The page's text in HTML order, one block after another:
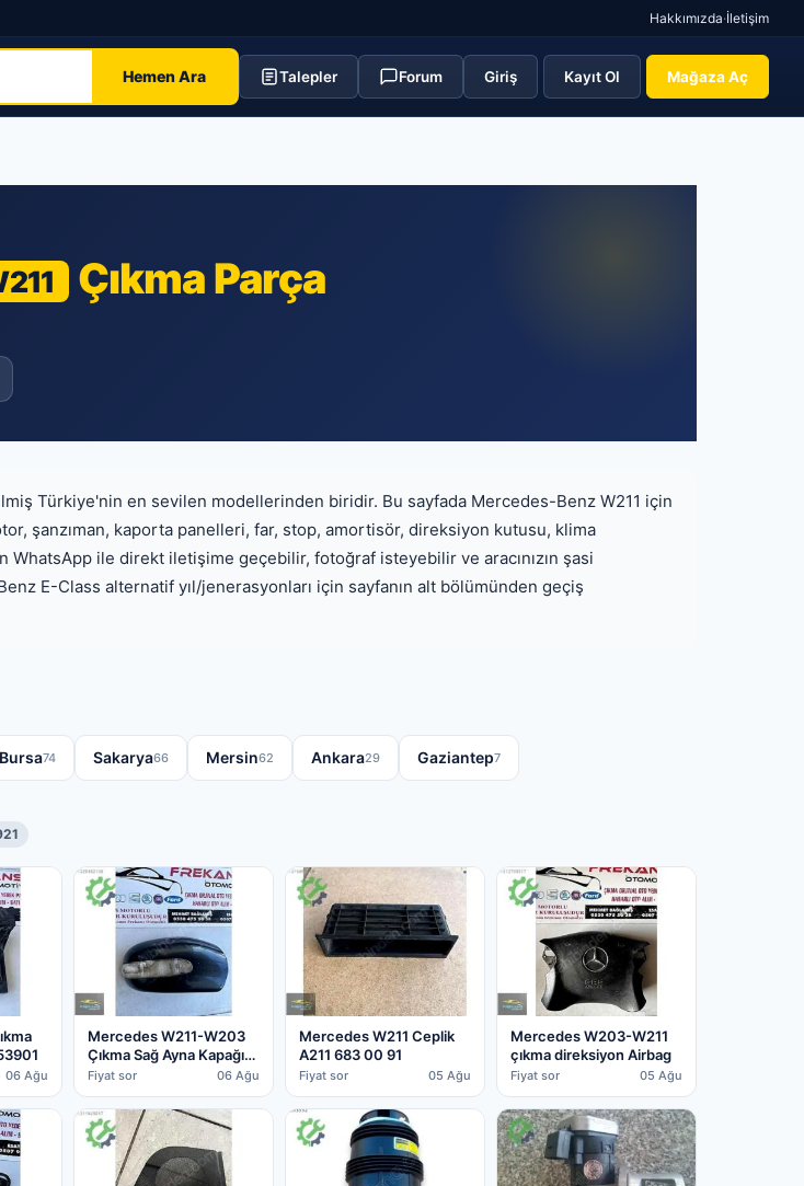
Hakkımızda·İletişim
Hemen Ara Talepler Forum Giriş Kayıt Ol Mağaza Aç
Çıkma Parça
Türkiye'nin en sevilen modellerinden biridir. Bu sayfada Mercedes-Benz W211 için
şanzıman, kaporta panelleri, far, stop, amortisör, direksiyon kutusu, klima
WhatsApp ile direkt iletişime geçebilir, fotoğraf isteyebilir ve aracınızın şasi
E-Class alternatif yıl/jenerasyonları için sayfanın alt bölümünden geçiş
Bursa74 Sakarya66 Mersin62 Ankara29 Gaziantep7
06 Ağu
Mercedes W211-W203
Çıkma Sağ Ayna Kapağı
41-3135-438
Fiyat sor 06 Ağu
Mercedes W211 Ceplik
A211 683 00 91
Fiyat sor 05 Ağu
Mercedes W203-W211
çıkma direksiyon Airbag
Fiyat sor 05 Ağu